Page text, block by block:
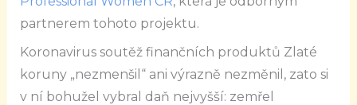
partnerem tohoto projektu.
Koronavirus soutěž finančních produktů Zlaté
koruny „nezmenšil“ ani výrazně nezměnil, zato si
v ní bohužel vybral daň nejvyšší: zemřel